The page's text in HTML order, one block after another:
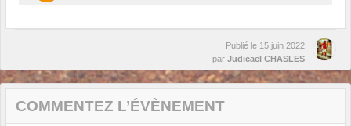
Publié le 15 juin 2022
par Judicael CHASLES
COMMENTEZ L’ÉVÈNEMENT